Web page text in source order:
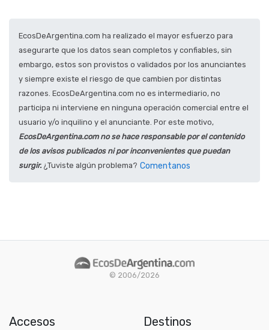
EcosDeArgentina.com ha realizado el mayor esfuerzo para
asegurarte que los datos sean completos y confiables, sin
embargo, estos son provistos o validados por los anunciantes
y siempre existe el riesgo de que cambien por distintas
razones. EcosDeArgentina.com no es intermediario, no
participa ni interviene en ninguna operación comercial entre el
usuario y/o inquilino y el anunciante. Por este motivo,
EcosDeArgentina.com no se hace responsable por el contenido
de los avisos publicados ni por inconvenientes que puedan
surgir. ¿Tuviste algún problema? Comentanos
© 2006/2026
Accesos Destinos